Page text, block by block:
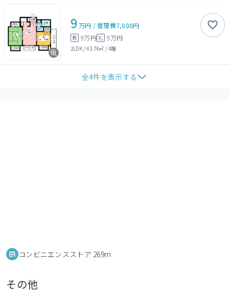
9 万円 /管理費7,000円
敷 9万円礼 9万円
2LDK/43.74㎡ /4階
全4件を表示する
コンビニエンスストア 269m
その他